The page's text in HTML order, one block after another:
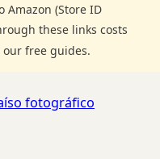
Amazon (Store ID
these links costs
free guides.
fotográfico